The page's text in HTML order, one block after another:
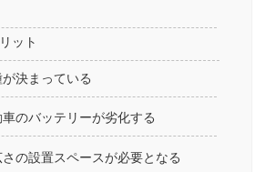
ット
決まっている
のバッテリーが劣化する
の設置スペースが必要となる